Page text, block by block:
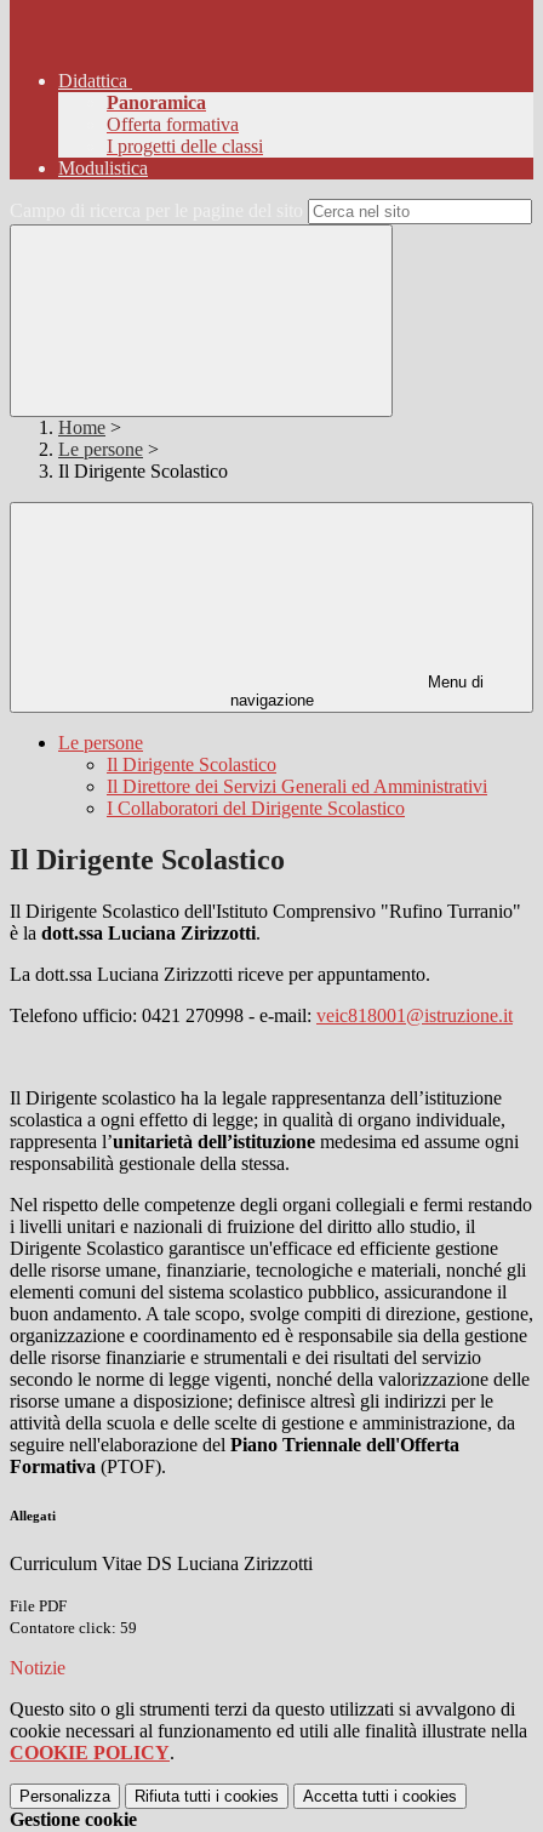
Didattica
Panoramica
Offerta formativa
I progetti delle classi
Modulistica
Home >
Le persone >
Il Dirigente Scolastico
Menu di
navigazione
Le persone
Il Dirigente Scolastico
Il Direttore dei Servizi Generali ed Amministrativi
I Collaboratori del Dirigente Scolastico
Il Dirigente Scolastico
Il Dirigente Scolastico dell'Istituto Comprensivo "Rufino Turranio"
è la dott.ssa Luciana Zirizzotti.
La dott.ssa Luciana Zirizzotti riceve per appuntamento.
Telefono ufficio: 0421 270998 - e-mail: veic818001@istruzione.it
Il Dirigente scolastico ha la legale rappresentanza dell’istituzione
scolastica a ogni effetto di legge; in qualità di organo individuale,
rappresenta l’unitarietà dell’istituzione medesima ed assume ogni
responsabilità gestionale della stessa.
Nel rispetto delle competenze degli organi collegiali e fermi restando
i livelli unitari e nazionali di fruizione del diritto allo studio, il
Dirigente Scolastico garantisce un'efficace ed efficiente gestione
delle risorse umane, finanziarie, tecnologiche e materiali, nonché gli
elementi comuni del sistema scolastico pubblico, assicurandone il
buon andamento. A tale scopo, svolge compiti di direzione, gestione,
organizzazione e coordinamento ed è responsabile sia della gestione
delle risorse finanziarie e strumentali e dei risultati del servizio
secondo le norme di legge vigenti, nonché della valorizzazione delle
risorse umane a disposizione; definisce altresì gli indirizzi per le
attività della scuola e delle scelte di gestione e amministrazione, da
seguire nell'elaborazione del Piano Triennale dell'Offerta
Formativa (PTOF).
Allegati
Curriculum Vitae DS Luciana Zirizzotti
File PDF
Contatore click: 59
Notizie
Questo sito o gli strumenti terzi da questo utilizzati si avvalgono di
cookie necessari al funzionamento ed utili alle finalità illustrate nella
COOKIE POLICY.
Personalizza Rifiuta tutti i cookies Accetta tutti i cookies
Gestione cookie